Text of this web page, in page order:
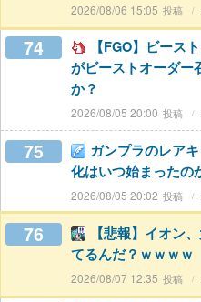
2026/08/06 15:05
74
【FGO】ビース
がビーストオーダー
か？
2026/08/05 20:00
75
ガンプラのレア
化はいつ始まったの
2026/08/05 20:02
76
【悲報】イオン
てるんだ？ｗｗｗｗ
2026/08/07 12:35